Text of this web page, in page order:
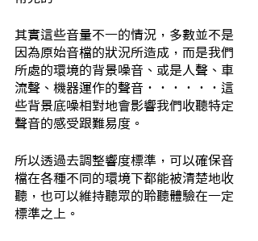
其實這些音量不一的情況，多數並不是
因為原始音檔的狀況所造成，而是我們
所處的環境的背景噪音、或是人聲、車
流聲、機器運作的聲音．．．．．．這
些背景底噪相對地會影響我們收聽特定
聲音的感受跟難易度。
所以透過去調整響度標準，可以確保音
檔在各種不同的環境下都能被清楚地收
聽，也可以維持聽眾的聆聽體驗在一定
標準之上。